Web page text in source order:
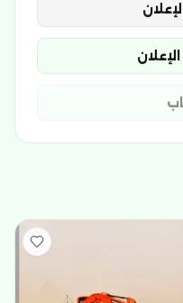
الإعلان